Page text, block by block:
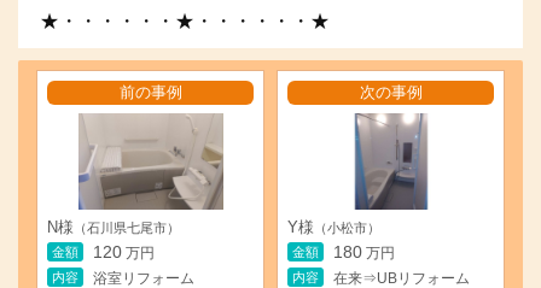
★・・・・・・★・・・・・・★
前の事例
N様 （石川県七尾市）
金額
120 万円
内容
浴室リフォーム
次の事例
Y様 （小松市）
金額
180 万円
内容
在来⇒UBリフォーム